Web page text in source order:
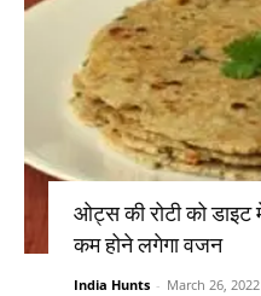
ओट्स की रोटी को
कम होने लगेगा वजन
India Hunts - March 26, 2022